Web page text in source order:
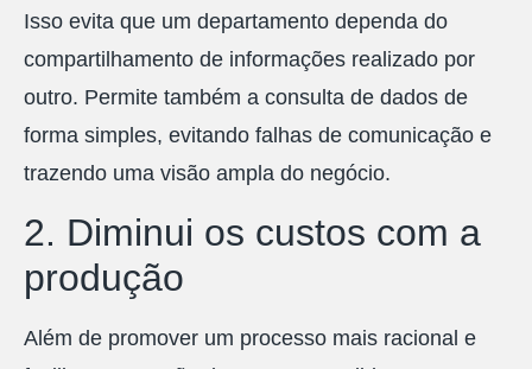
Isso evita que um departamento dependa do
compartilhamento de informações realizado por
outro. Permite também a consulta de dados de
forma simples, evitando falhas de comunicação e
trazendo uma visão ampla do negócio.
2. Diminui os custos com a
produção
Além de promover um processo mais racional e